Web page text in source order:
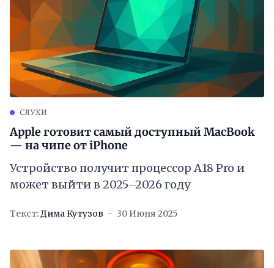
СЛУХИ
Apple готовит самый доступный MacBook
— на чипе от iPhone
Устройство получит процессор A18 Pro и
может выйти в 2025–2026 году
Текст:Дима Кутузов 30 Июня 2025